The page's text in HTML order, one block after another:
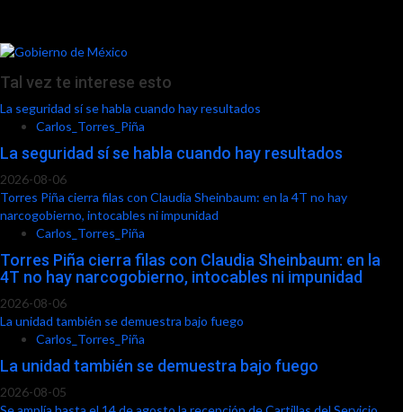
Tal vez te interese esto
La seguridad sí se habla cuando hay resultados
Carlos_Torres_Piña
La seguridad sí se habla cuando hay resultados
2026-08-06
Torres Piña cierra filas con Claudia Sheinbaum: en la 4T no hay
narcogobierno, intocables ni impunidad
Carlos_Torres_Piña
Torres Piña cierra filas con Claudia Sheinbaum: en la
4T no hay narcogobierno, intocables ni impunidad
2026-08-06
La unidad también se demuestra bajo fuego
Carlos_Torres_Piña
La unidad también se demuestra bajo fuego
2026-08-05